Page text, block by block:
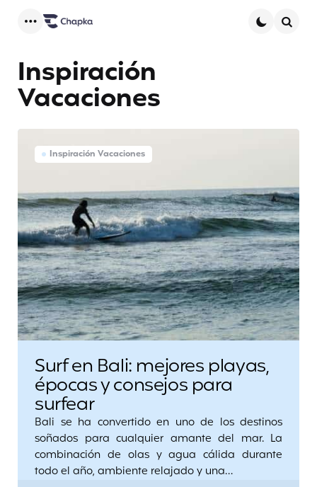
Inspiración
Vacaciones
Inspiración Vacaciones
Surf en Bali: mejores playas,
épocas y consejos para
surfear
Bali se ha convertido en uno de los destinos
soñados para cualquier amante del mar. La
combinación de olas y agua cálida durante
todo el año, ambiente relajado y una…